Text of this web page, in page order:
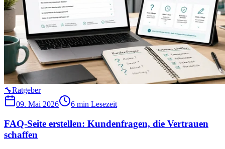
🔧Ratgeber
09. Mai 2026
6 min Lesezeit
FAQ-Seite erstellen: Kundenfragen, die Vertrauen
schaffen